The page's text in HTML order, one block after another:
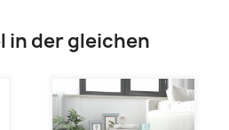
in der gleichen